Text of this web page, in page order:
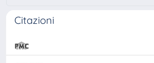
Citazioni